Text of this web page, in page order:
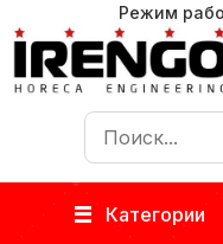
Режим
Категории